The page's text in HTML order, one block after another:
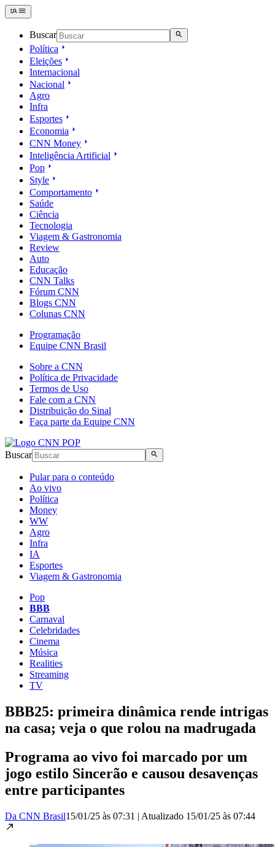
Buscar
Política
Eleições
Internacional
Nacional
Agro
Infra
Esportes
Economia
CNN Money
Inteligência Artificial
Pop
Style
Comportamento
Saúde
Ciência
Tecnologia
Viagem & Gastronomia
Review
Auto
Educação
CNN Talks
Fórum CNN
Blogs CNN
Colunas CNN
Programação
Equipe CNN Brasil
Sobre a CNN
Política de Privacidade
Termos de Uso
Fale com a CNN
Distribuição do Sinal
Faça parte da Equipe CNN
Buscar
Pular para o conteúdo
Ao vivo
Política
Money
WW
Agro
Infra
IA
Esportes
Viagem & Gastronomia
Pop
BBB
Carnaval
Celebridades
Cinema
Música
Realities
Streaming
TV
BBB25: primeira dinâmica rende intrigas
na casa; veja o que rolou na madrugada
Programa ao vivo foi marcado por um
jogo estilo Sincerão e causou desavenças
entre participantes
Da CNN Brasil15/01/25 às 07:31 | Atualizado 15/01/25 às 07:44